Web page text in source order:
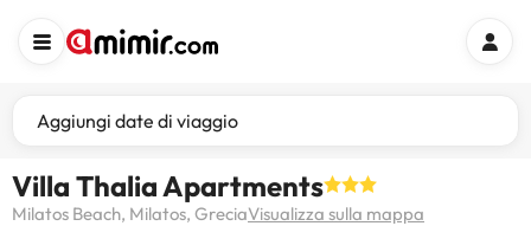
Aggiungi date di viaggio
Villa Thalia Apartments
Milatos Beach, Milatos, GreciaVisualizza sulla mappa